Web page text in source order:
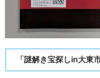
「謎解き宝探しin大東